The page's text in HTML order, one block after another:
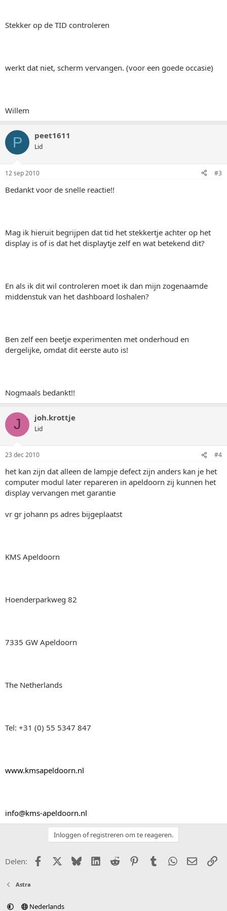
Stekker op de TID controleren
werkt dat niet, scherm vervangen. (voor een goede occasie)
Willem
P peet1611
Lid
12 sep 2010 #3
Bedankt voor de snelle reactie!!
Mag ik hieruit begrijpen dat tid het stekkertje achter op het
display is of is dat het displaytje zelf en wat betekend dit?
En als ik dit wil controleren moet ik dan mijn zogenaamde
middenstuk van het dashboard loshalen?
Ben zelf een beetje experimenten met onderhoud en
dergelijke, omdat dit eerste auto is!
Nogmaals bedankt!!
J joh.krottje
Lid
23 dec 2010 #4
het kan zijn dat alleen de lampje defect zijn anders kan je het
computer modul later repareren in apeldoorn zij kunnen het
display vervangen met garantie
vr gr johann ps adres bijgeplaatst
KMS Apeldoorn
Hoenderparkweg 82
7335 GW Apeldoorn
The Netherlands
Tel: +31 (0) 55 5347 847
www.kmsapeldoorn.nl
info@kms-apeldoorn.nl
Inloggen of registreren om te reageren.
Delen: FacebookX (Twitter)
BlueskyLinkedIn
Reddit PinterestTumblr WhatsApp
E-mail
Astra
Nederlands